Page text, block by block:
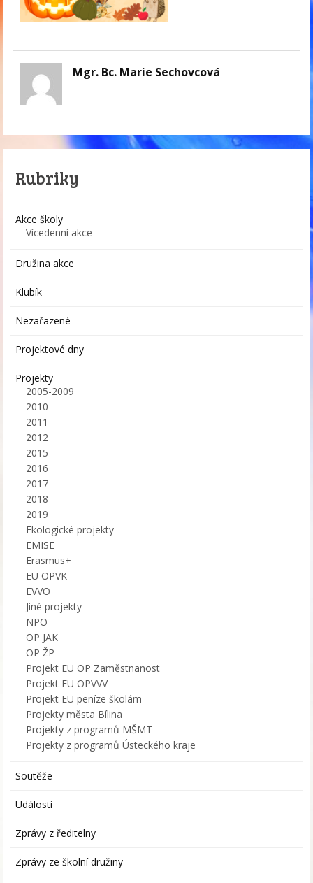
Mgr. Bc. Marie Sechovcová
Rubriky
Akce školy
Vícedenní akce
Družina akce
Klubík
Nezařazené
Projektové dny
Projekty
2005-2009
2010
2011
2012
2015
2016
2017
2018
2019
Ekologické projekty
EMISE
Erasmus+
EU OPVK
EVVO
Jiné projekty
NPO
OP JAK
OP ŽP
Projekt EU OP Zaměstnanost
Projekt EU OPVVV
Projekt EU peníze školám
Projekty města Bílina
Projekty z programů MŠMT
Projekty z programů Ústeckého kraje
Soutěže
Události
Zprávy z ředitelny
Zprávy ze školní družiny